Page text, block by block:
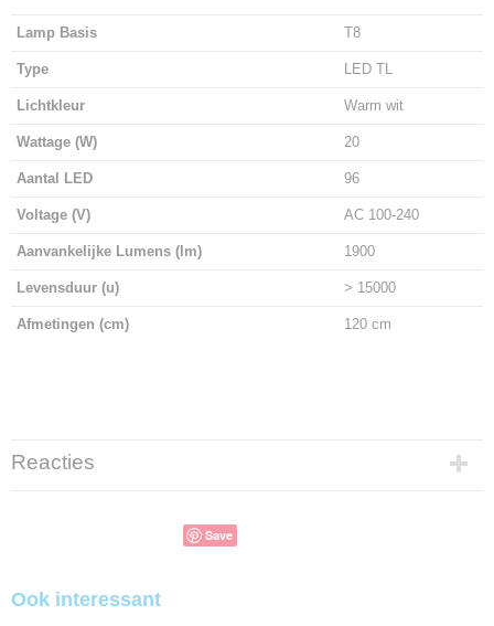
Lamp Basis T8
Type LED TL
Lichtkleur Warm wit
Wattage (W) 20
Aantal LED 96
Voltage (V) AC 100-240
Aanvankelijke Lumens (lm) 1900
Levensduur (u) > 15000
Afmetingen (cm) 120 cm
Reacties
Save
Ook interessant